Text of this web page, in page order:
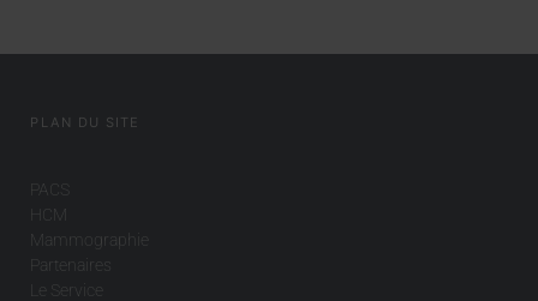
PLAN DU SITE
PACS
HCM
Mammographie
Partenaires
Le Service